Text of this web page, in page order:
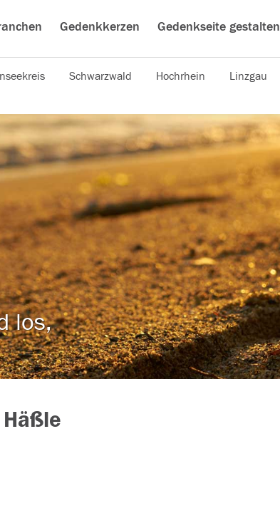
Gedenkkerzen Gedenkseite gestalten
Schwarzwald Hochrhein Linzgau
los,